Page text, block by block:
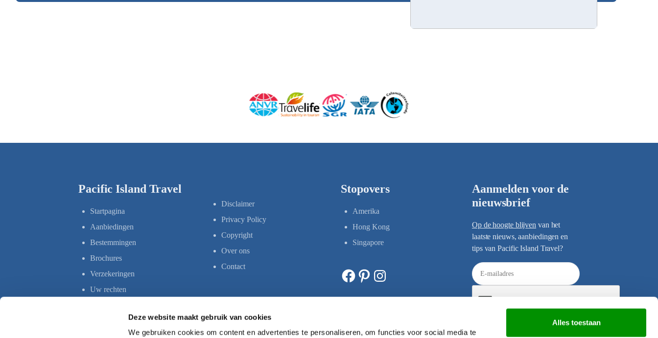
Deze website maakt gebruik van cookies
We gebruiken cookies om content en advertenties te personaliseren, om functies voor social media te
Alles toestaan
Pacific Island Travel
Startpagina
Aanbiedingen
Bestemmingen
Brochures
Verzekeringen
Uw rechten
Disclaimer
Privacy Policy
Copyright
Over ons
Contact
Stopovers
Amerika
Hong Kong
Singapore
Facebook Pinterest Instagram
Aanmelden voor de
nieuwsbrief
Op de hoogte blijven van het
laatste nieuws, aanbiedingen en
tips van Pacific Island Travel?
E
-